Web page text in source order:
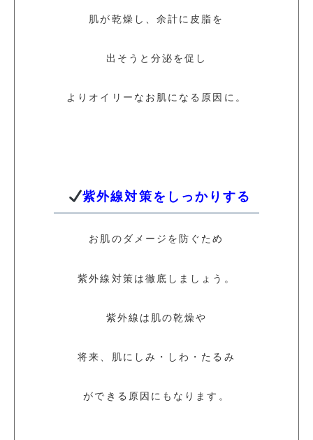
肌が乾燥し、余計に皮脂を
出そうと分泌を促し
よりオイリーなお肌になる原因に。
紫外線対策をしっかりする
お肌のダメージを防ぐため
紫外線対策は徹底しましょう。
紫外線は肌の乾燥や
将来、肌にしみ・しわ・たるみ
ができる原因にもなります。